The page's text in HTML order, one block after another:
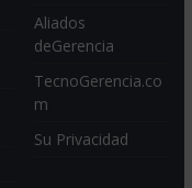
Aliados
deGerencia
TecnoGerencia.co
m
Su Privacidad